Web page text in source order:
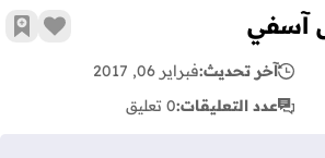
آسفي زر
آخر تحديث:فبراير 06, 2017
عدد التعليقات:0 تعليق